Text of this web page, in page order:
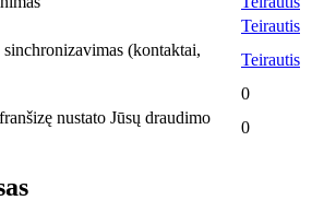
Teirautis
(kontaktai,
Teirautis
0
nustato Jūsų draudimo
0